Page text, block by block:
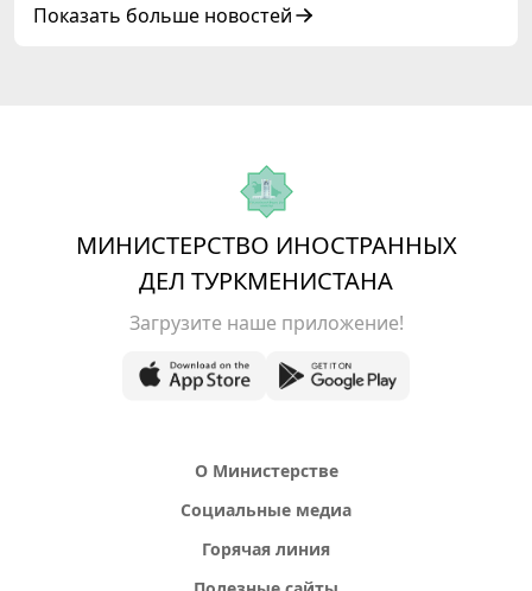
Азербайджанской Республики
Показать больше новостей
МИНИСТЕРСТВО ИНОСТРАННЫХ
ДЕЛ ТУРКМЕНИСТАНА
Загрузите наше приложение!
О Министерстве
Социальные медиа
Горячая линия